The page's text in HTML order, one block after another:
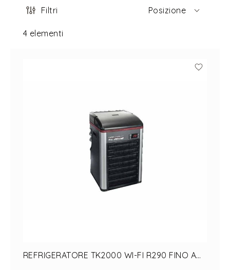
Gatti
4 elementi
Filtri Posizione
REFRIGERATORE TK2000 WI-FI R290 FINO A